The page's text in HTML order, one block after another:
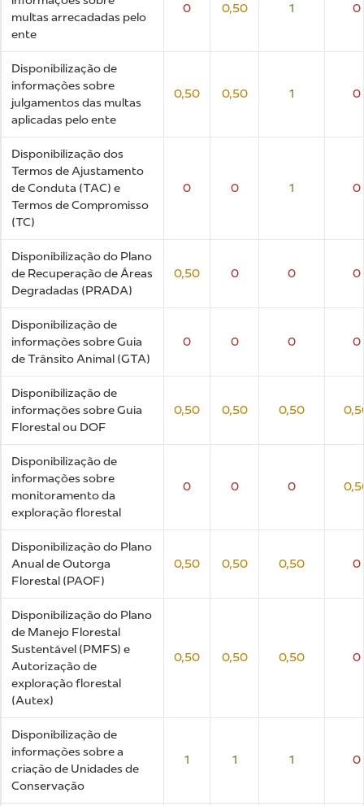
multas arrecadadas pelo
ente
0 0,50 1 0
Disponibilização de
informações sobre
julgamentos das multas
aplicadas pelo ente
0,50 0,50 1 0
Disponibilização dos
Termos de Ajustamento
de Conduta (TAC) e
Termos de Compromisso
(TC)
0 0 1 0
Disponibilização do Plano
de Recuperação de Áreas
Degradadas (PRADA)
0,50 0 0 0
Disponibilização de
informações sobre Guia
de Trânsito Animal (GTA)
0 0 0 0
Disponibilização de
informações sobre Guia
Florestal ou DOF
0,50 0,50 0,50
Disponibilização de
informações sobre
monitoramento da
exploração florestal
0 0 0
Disponibilização do Plano
Anual de Outorga
Florestal (PAOF)
0,50 0,50 0,50 0
Disponibilização do Plano
de Manejo Florestal
Sustentável (PMFS) e
Autorização de
exploração florestal
(Autex)
0,50 0,50 0,50 0
Disponibilização de
informações sobre a
criação de Unidades de
Conservação
1 1 1 0